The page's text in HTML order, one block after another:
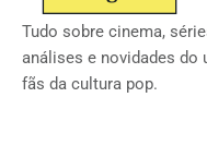
Tudo sobre cinema,
análises e novidades do
fãs da cultura pop.